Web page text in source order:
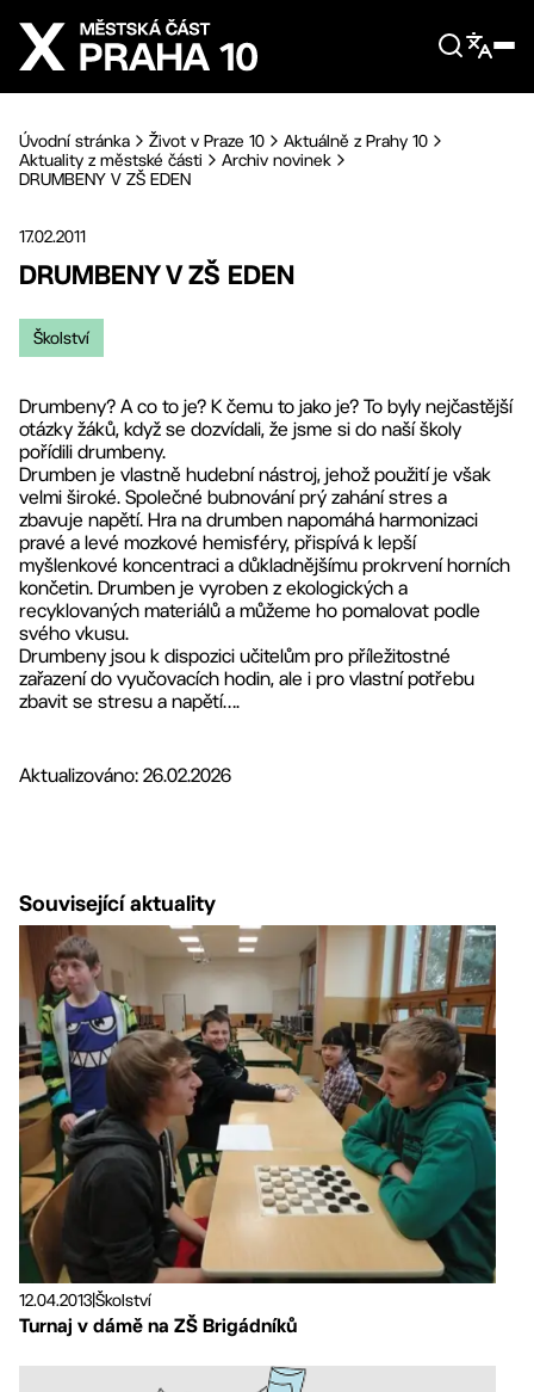
Přejít na hlavní obsah
Úvodní stránka Život v Praze 10
Aktuálně z Prahy 10
Aktuality z městské části
Archiv novinek
DRUMBENY V ZŠ EDEN
17.02.2011
DRUMBENY V ZŠ EDEN
Školství
Drumbeny? A co to je? K čemu to jako je? To byly nejčastější
otázky žáků, když se dozvídali, že jsme si do naší školy
pořídili drumbeny.
Drumben je vlastně hudební nástroj, jehož použití je však
velmi široké. Společné bubnování prý zahání stres a
zbavuje napětí. Hra na drumben napomáhá harmonizaci
pravé a levé mozkové hemisféry, přispívá k lepší
myšlenkové koncentraci a důkladnějšímu prokrvení horních
končetin. Drumben je vyroben z ekologických a
recyklovaných materiálů a můžeme ho pomalovat podle
svého vkusu.
Drumbeny jsou k dispozici učitelům pro příležitostné
zařazení do vyučovacích hodin, ale i pro vlastní potřebu
zbavit se stresu a napětí….
Aktualizováno: 26.02.2026
Související aktuality
12.04.2013Školství
Turnaj v dámě na ZŠ Brigádníků